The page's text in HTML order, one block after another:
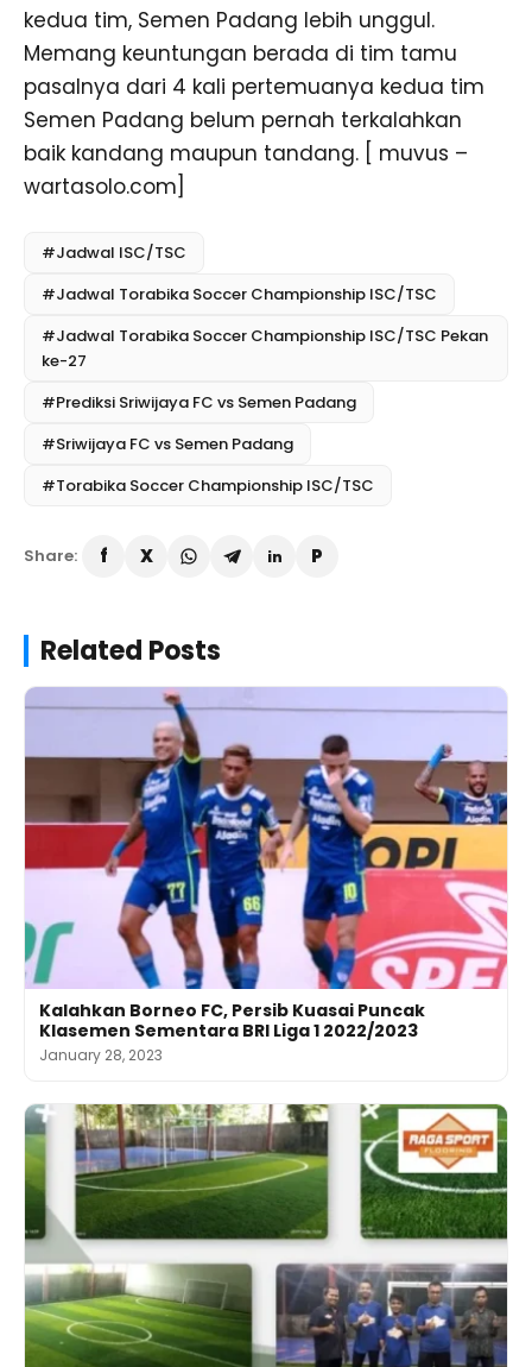
kedua tim, Semen Padang lebih unggul.
Memang keuntungan berada di tim tamu
pasalnya dari 4 kali pertemuanya kedua tim
Semen Padang belum pernah terkalahkan
baik kandang maupun tandang. [ muvus –
wartasolo.com]
#Jadwal ISC/TSC
#Jadwal Torabika Soccer Championship ISC/TSC
#Jadwal Torabika Soccer Championship ISC/TSC Pekan
ke-27
#Prediksi Sriwijaya FC vs Semen Padang
#Sriwijaya FC vs Semen Padang
#Torabika Soccer Championship ISC/TSC
Share:
Related Posts
Kalahkan Borneo FC, Persib Kuasai Puncak
Klasemen Sementara BRI Liga 1 2022/2023
January 28, 2023